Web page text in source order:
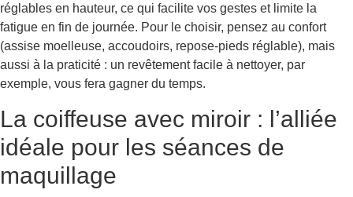
réglables en hauteur, ce qui facilite vos gestes et limite la
fatigue en fin de journée. Pour le choisir, pensez au confort
(assise moelleuse, accoudoirs, repose-pieds réglable), mais
aussi à la praticité : un revêtement facile à nettoyer, par
exemple, vous fera gagner du temps.
La coiffeuse avec miroir : l’alliée
idéale pour les séances de
maquillage